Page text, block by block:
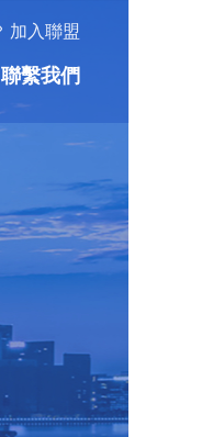
聯繫我們
加入聯盟